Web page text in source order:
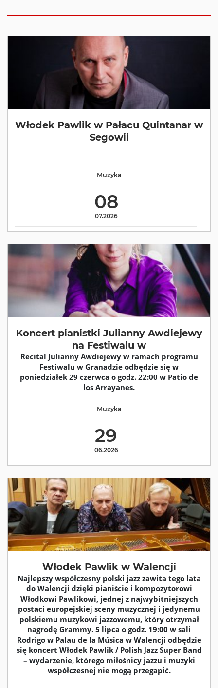
Włodek Pawlik w Pałacu Quintanar w
Segowii
08
07.2026
Muzyka
Koncert pianistki Julianny Awdiejewy
na Festiwalu w
Recital Julianny Awdiejewy w ramach programu
Festiwalu w Granadzie odbędzie się w
poniedziałek 29 czerwca o godz. 22:00 w Patio de
los Arrayanes.
29
06.2026
Muzyka
Włodek Pawlik w Walencji
Najlepszy współczesny polski jazz zawita tego lata
do Walencji dzięki pianiście i kompozytorowi
Włodkowi Pawlikowi, jednej z najwybitniejszych
postaci europejskiej sceny muzycznej i jedynemu
polskiemu muzykowi jazzowemu, który otrzymał
nagrodę Grammy. 5 lipca o godz. 19:00 w sali
Rodrigo w Palau de la Música w Walencji odbędzie
się koncert Włodek Pawlik / Polish Jazz Super Band
– wydarzenie, którego miłośnicy jazzu i muzyki
współczesnej nie mogą przegapić.